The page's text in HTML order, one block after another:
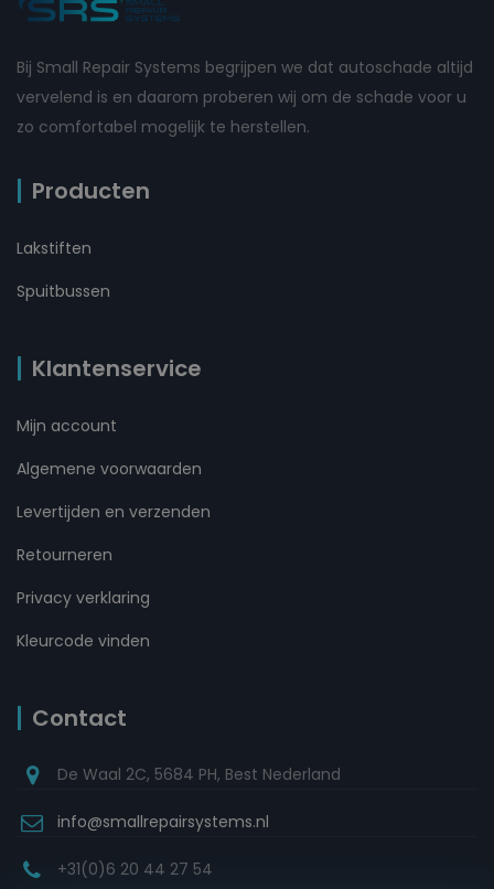
Bij Small Repair Systems begrijpen we dat autoschade altijd
vervelend is en daarom proberen wij om de schade voor u
zo comfortabel mogelijk te herstellen.
Producten
Lakstiften
Spuitbussen
Klantenservice
Mijn account
Algemene voorwaarden
Levertijden en verzenden
Retourneren
Privacy verklaring
Kleurcode vinden
Contact
De Waal 2C, 5684 PH, Best Nederland
info@smallrepairsystems.nl
+31(0)6 20 44 27 54